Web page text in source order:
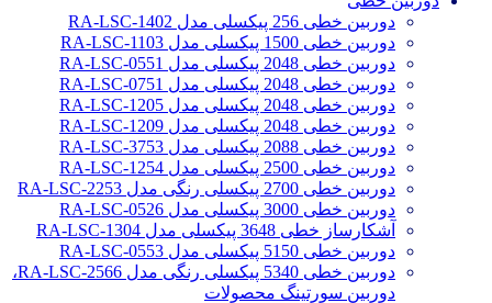
دوربین خطی 256 پیکسلی مدل RA-LSC-1402
دوربین خطی 1500 پیکسلی مدل RA-LSC-1103
دوربین خطی 2048 پیکسلی مدل RA-LSC-0551
دوربین خطی 2048 پیکسلی مدل RA-LSC-0751
دوربین خطی 2048 پیکسلی مدل RA-LSC-1205
دوربین خطی 2048 پیکسلی مدل RA-LSC-1209
دوربین خطی 2088 پیکسلی مدل RA-LSC-3753
دوربین خطی 2500 پیکسلی مدل RA-LSC-1254
دوربین خطی 2700 پیکسلی رنگی مدل RA-LSC-2253
دوربین خطی 3000 پیکسلی مدل RA-LSC-0526
آشکارساز خطی 3648 پیکسلی مدل RA-LSC-1304
دوربین خطی 5150 پیکسلی مدل RA-LSC-0553
دوربین خطی 5340 پیکسلی رنگی مدل RA-LSC-2566،
دوربین سورتینگ محصولات